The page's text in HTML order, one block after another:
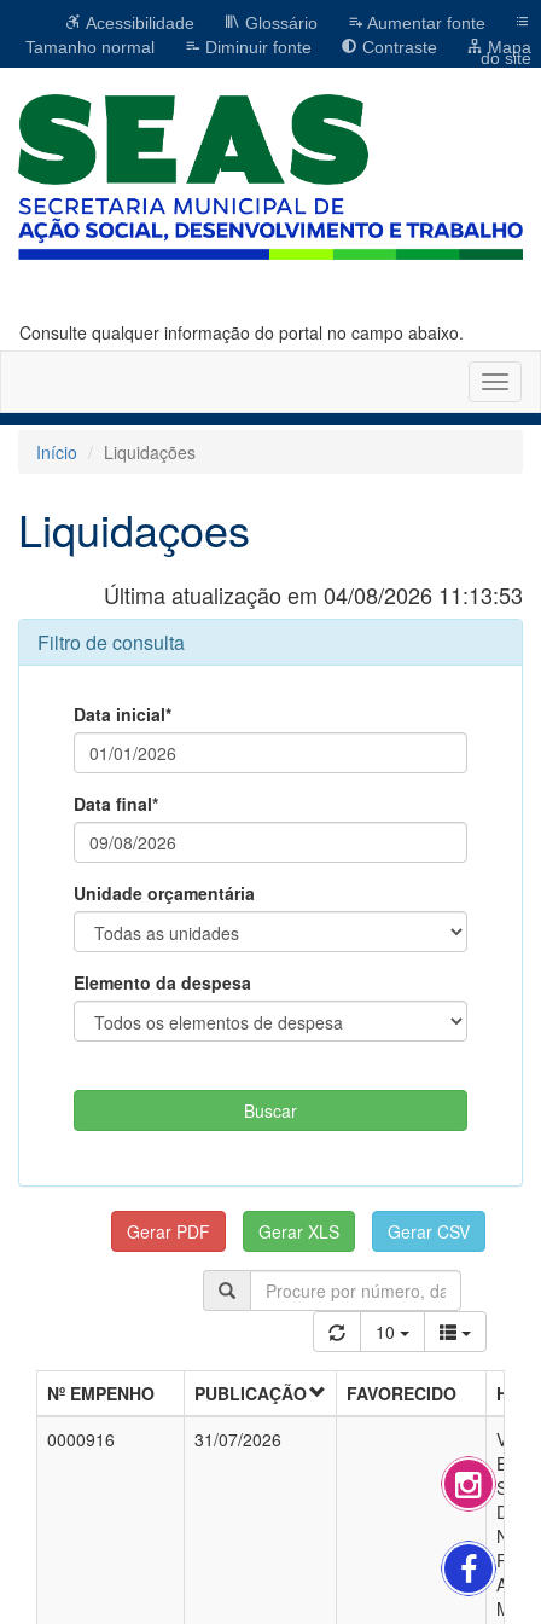
Acessibilidade Glossário
Aumentar fonte
Tamanho normal
Diminuir fonte Contraste Mapa
do site
Consulte qualquer informação do portal no campo abaixo.
Início
Liquidações
Liquidaçoes
Última atualização em 04/08/2026 11:13:53
Filtro de consulta
Data inicial*
Data final*
Unidade orçamentária
Elemento da despesa
10
Nº EMPENHO PUBLICAÇÃO FAVORECIDO
0000916
31/07/2026
SE À
DE